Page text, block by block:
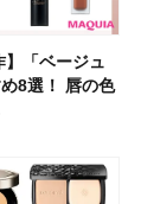
】「ベージュ
8選！ 唇の色
おすすめの
」11選！ ス
…
】「ベージュ
8選！ 唇の色
ィ用日焼け止
20選！ この夏
美活】「最
を再開したん
ア…
顔に見えるボ
レイヤー・切
粒万倍日】お
メ＆美容アイ
ップカラーデ
ージュ」レビ